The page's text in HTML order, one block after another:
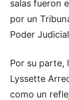
salas fueron
por un
Poder
Por su parte,
Lyssette
como un